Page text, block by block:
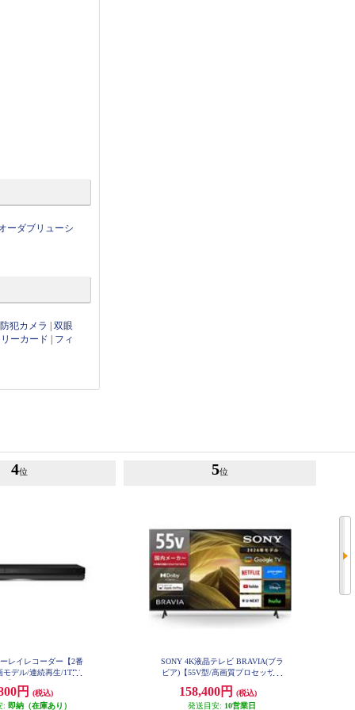
ーダブリューシ
犯カメラ |双眼
ーカード
フィ
4位
レイレコーダー【2番
モデル/連続再生/1TB/
円
(税込)
: 即納（在庫あり）
5位
SONY 4K液晶テレビ BRAVIA(ブラ
ビア)【55V型/高画質プロセッサー
売モデル】 KJ-55X81L
158,400円
(税込)
発送目安: 10営業日